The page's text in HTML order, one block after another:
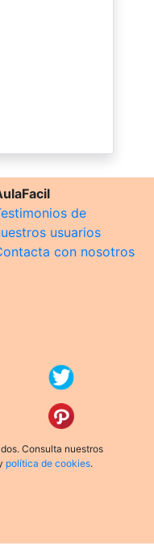
de
usuarios
con nosotros
Consulta nuestros
política de cookies.